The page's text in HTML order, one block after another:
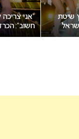
לאמץ שיטת
“אני
חשוב”:
מסעירה